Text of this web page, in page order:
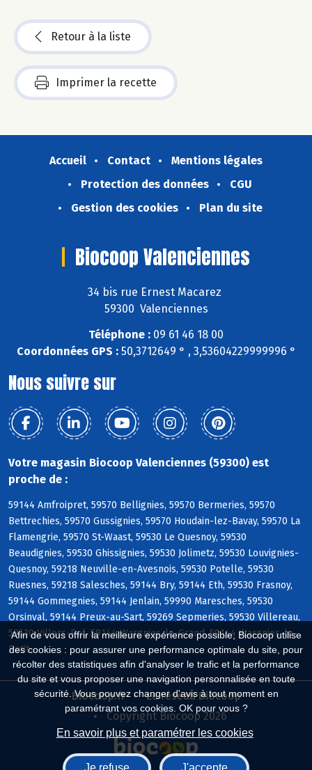
Afin de vous offrir la meilleure expérience possible, Biocoop utilise
des cookies : pour assurer une performance optimale du site, pour
récolter des statistiques afin d'analyser le trafic et la performance
du site et vous proposer une navigation personnalisée en toute
sécurité. Vous pouvez changer d'avis à tout moment en
paramétrant vos cookies. OK pour vous ?
En savoir plus et paramétrer les cookies
Je refuse J'accepte
Retour à la liste
Imprimer la recette
Accueil Contact
Mentions légales
Protection des données
CGU
Gestion des cookies
Plan du site
Biocoop Valenciennes
34 bis rue Ernest Macarez
59300 Valenciennes
Téléphone : 09 61 46 18 00
Coordonnées GPS :50,3712649 ° , 3,53604229999996 °
Nous suivre sur
Votre magasin Biocoop Valenciennes (59300) est
proche de :
59144 Amfroipret, 59570 Bellignies, 59570 Bermeries, 59570
Bettrechies, 59570 Gussignies, 59570 Houdain-lez-Bavay, 59570 La
Flamengrie, 59570 St-Waast, 59530 Le Quesnoy, 59530
Beaudignies, 59530 Ghissignies, 59530 Jolimetz, 59530 Louvignies-
Quesnoy, 59218 Neuville-en-Avesnois, 59530 Potelle, 59530
Ruesnes, 59218 Salesches, 59144 Bry, 59144 Eth, 59530 Frasnoy,
59144 Gommegnies, 59144 Jenlain, 59990 Maresches, 59530
Orsinval, 59144 Preux-au-Sart, 59269 Sepmeries, 59530 Villereau,
59530 Villers-Pol, 59144 Wargnies-le-Grand, 59144 Wargnies-le-
Petit
Biocoop.fr
Le réseau Biocoop
Copyright Biocoop 2026